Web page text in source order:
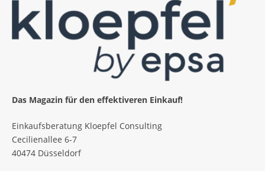
Das Magazin für den effektiveren Einkauf!
Einkaufsberatung Kloepfel Consulting
Cecilienallee 6-7
40474 Düsseldorf